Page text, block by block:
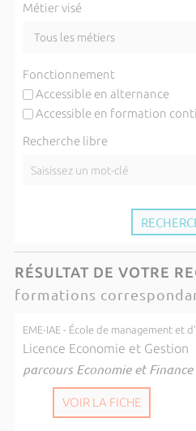
Métier visé
Fonctionnement
Accessible en alternance
Accessible en formation
Recherche libre
RÉSULTAT DE VOTRE
formations
EME-IAE - École de management et
Licence Economie et Gestion
parcours Economie et Finance
VOIR LA FICHE